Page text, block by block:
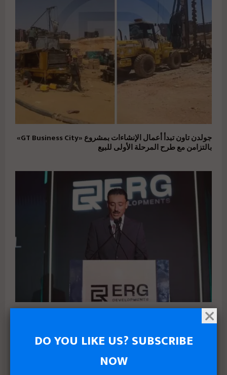
جولدن تاون تبدأ أعمال الإنشاءات بمشروع «GT Business City»
بالتزامن مع طرح المرحلة الأولى للبيع
جديدة من النمو بدعم مالي بقيمة 700 مليون جنيه
DO YOU LIKE US? SUBSCRIBE
NOW